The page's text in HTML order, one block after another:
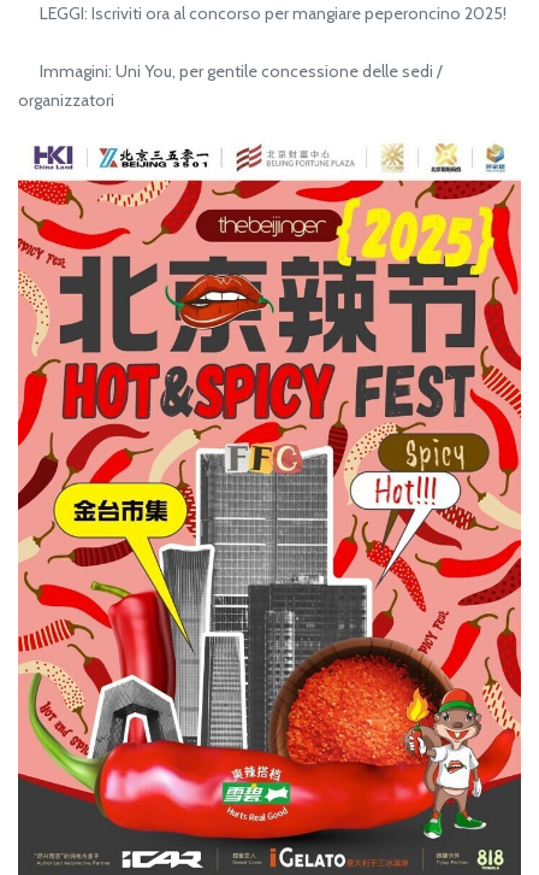
LEGGI: Iscriviti ora al concorso per mangiare peperoncino 2025!
Immagini: Uni You, per gentile concessione delle sedi /
organizzatori